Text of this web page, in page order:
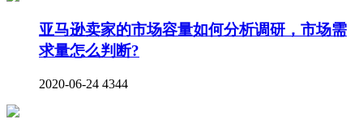
亚马逊卖家的市场容量如何分析调研，市场需
求量怎么判断?
2020-06-24 4344